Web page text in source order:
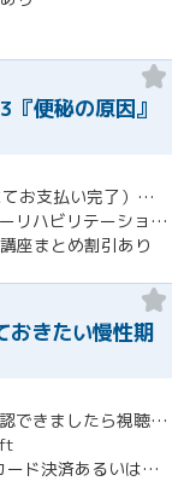
便秘の原因』
お申込み（PayPalにてお支払い完了）後にメール or LINEオープンチャットより、アーカイブ視聴の際に必要なリンクをお送りいたします。
(一社) 日本アレルギーリハビリテーション協会
座まとめ割引あり
きたい慢性期
・参加費の入金が確認できましたら視聴用URLとパスワードおよび資料をお申込みいただきましたメールアドレスに送付します。
¥2,500 クレジットカード決済あるいは銀行振込となります。